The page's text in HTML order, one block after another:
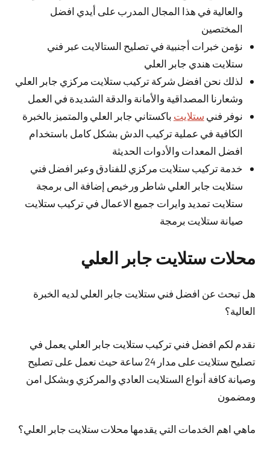
والعالية في هذا المجال المدرب على أيدي افضل
المختصين
نؤمن خبرات أجنبية في تصليح الستالايت عبر فني
ستلايت هندي جابر العلي
لذلك نحن افضل شركة تركيب ستلايت مركزي جابر العلي
وشعارنا المصداقية والأمانة والدقة الشديدة في العمل
نوفر فني ستلايت باكستاني جابر العلي والمتميز بالخبرة
الكافية في عملية تركيب الدش بشكل كامل باستخدام
افضل المعدات والأدوات الحديثة
خدمة تركيب ستلايت مركزي للفنادق وعبر افضل فني
ستلايت جابر العلي شاطر ورخيص إضافة الى برمجة
ستلايت تمديد وايرات جميع الاعمال في تركيب ستلايت
صيانة ستلايت برمجة
محلات ستلايت جابر العلي
هل تبحث عن افضل فني ستلايت جابر العلي لديه الخبرة
العالية؟
نقدم لكم افضل فني تركيب ستلايت جابر العلي يعمل في
تصليح ستلايت على مدار 24 ساعة حيث نعمل على تصليح
وصيانة كافة أنواع الستلايت العادي والمركزي وبشكل امن
ومضمون
ماهي اهم الخدمات التي يقدمها محلات ستلايت جابر العلي؟